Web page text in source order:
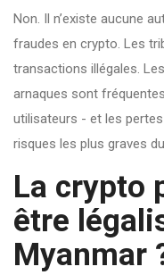
Non. Il n’existe aucune
fraudes en crypto. Les
transactions illégales.
arnaques sont
utilisateurs - et les pertes
risques les plus graves
La crypto
être
Myanmar